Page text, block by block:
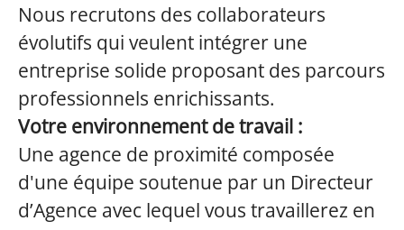
Nous recrutons des collaborateurs
évolutifs qui veulent intégrer une
entreprise solide proposant des parcours
professionnels enrichissants.
Votre environnement de travail :
Une agence de proximité composée
d'une équipe soutenue par un Directeur
d’Agence avec lequel vous travaillerez en